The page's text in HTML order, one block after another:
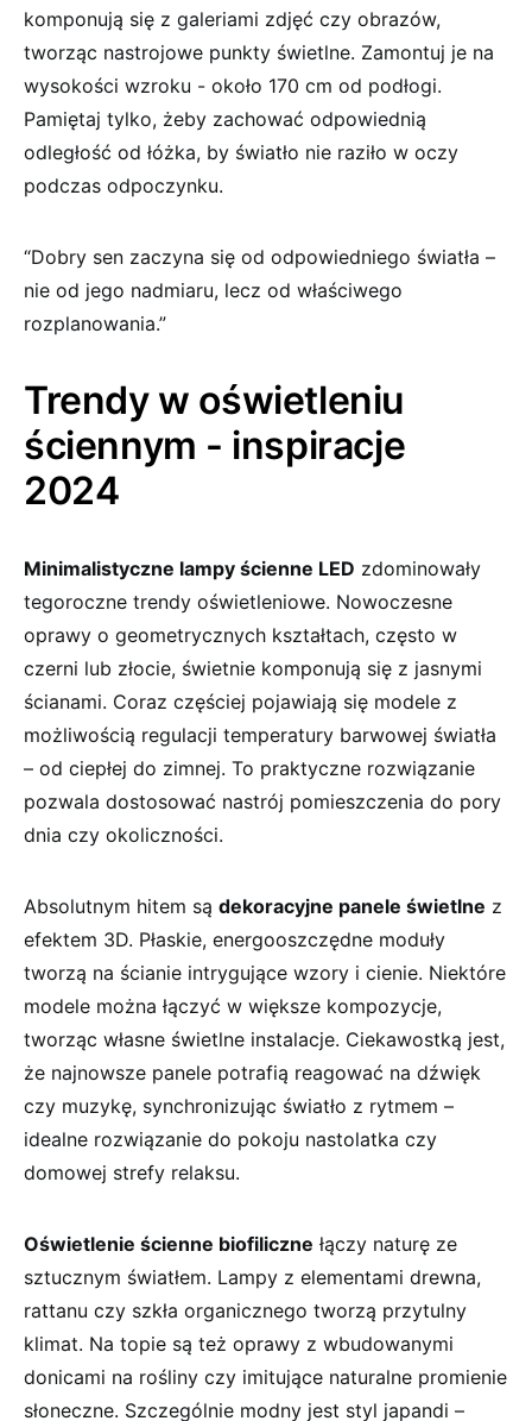
komponują ‌się z galeriami zdjęć czy obrazów,
tworząc nastrojowe punkty świetlne. Zamontuj je na​
wysokości wzroku -‍ około ⁤170 ⁤cm od⁣ podłogi. ​
Pamiętaj tylko, żeby‍ zachować odpowiednią
⁢odległość⁢ od łóżka, by‍ światło nie ⁢raziło w oczy
podczas ⁢odpoczynku.
“Dobry sen zaczyna się od odpowiedniego światła‍ –
nie⁤ od jego nadmiaru, lecz od właściwego
rozplanowania.”
Trendy w oświetleniu
ściennym -⁤ inspiracje⁤
2024
Minimalistyczne lampy ścienne LED zdominowały
tegoroczne ‍trendy ‍oświetleniowe. Nowoczesne
oprawy​ o ‍geometrycznych kształtach, często w
czerni lub ⁤złocie, świetnie ‍komponują się​ z ‍jasnymi
ścianami. Coraz ⁤częściej pojawiają się‍ modele z
możliwością regulacji temperatury barwowej światła
– od ciepłej do zimnej. To praktyczne​ rozwiązanie
pozwala dostosować nastrój pomieszczenia⁤ do pory
dnia czy okoliczności.
Absolutnym ‍hitem są dekoracyjne panele świetlne z
efektem 3D. ‌Płaskie, energooszczędne moduły
tworzą na⁣ ścianie intrygujące ‌wzory i⁤ cienie.⁤ Niektóre⁤
modele można ⁢łączyć w⁢ większe⁤ kompozycje,
⁤tworząc własne świetlne instalacje. Ciekawostką jest,
że najnowsze panele potrafią reagować na dźwięk
czy muzykę, synchronizując ⁤światło z rytmem –
idealne⁤ rozwiązanie do pokoju nastolatka⁢ czy
domowej strefy relaksu.
Oświetlenie​ ścienne biofiliczne łączy‌ naturę ze
sztucznym światłem. Lampy z elementami drewna,
rattanu czy szkła organicznego tworzą przytulny
klimat.‌ Na ‍topie są ‌też⁤ oprawy z wbudowanymi
donicami na rośliny​ czy imitujące naturalne promienie⁣
słoneczne.⁢ Szczególnie modny⁣ jest‌ styl japandi –